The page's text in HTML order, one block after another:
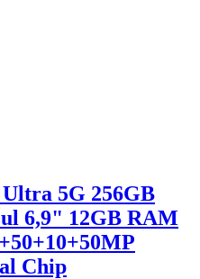
Ultra 5G 256GB
6,9" 12GB RAM
Chip